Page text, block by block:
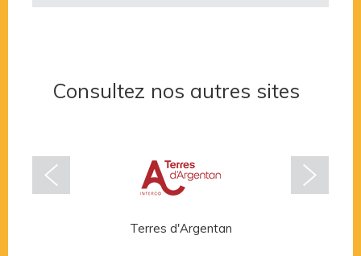
Consultez nos autres sites
Terres d'Argentan